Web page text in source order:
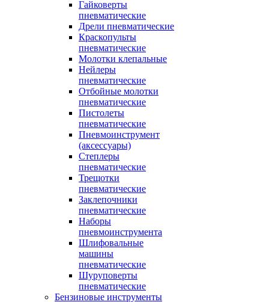
Гайковерты
пневматические
Дрели пневматические
Краскопульты
пневматические
Молотки клепальные
Нейлеры
пневматические
Отбойные молотки
пневматические
Пистолеты
пневматические
Пневмоинструмент
(аксессуары)
Степлеры
пневматические
Трещотки
пневматические
Заклепочники
пневматические
Наборы
пневмоинструмента
Шлифовальные
машины
пневматические
Шуруповерты
пневматические
Бензиновые инструменты